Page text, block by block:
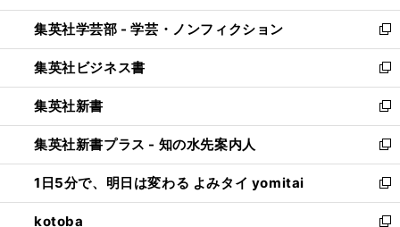
開
く
ウ
で
開
く
ン
ド
ウ
で
開
く
ウ
ィ
ン
ド
ウ
で
開
く
集英社学芸部 - 学芸・ノンフィクション
新
し
い
ウ
ィ
ン
ド
ウ
で
開
く
集英社ビジネス書
新
し
い
ウ
ィ
ン
ド
ウ
で
集英社新書
新
し
い
ウ
ィ
ン
ド
集英社新書プラス - 知の水先案内人
新
し
い
ウ
ィ
1日5分で、明日は変わる よみタイ yomitai
新
し
kotoba